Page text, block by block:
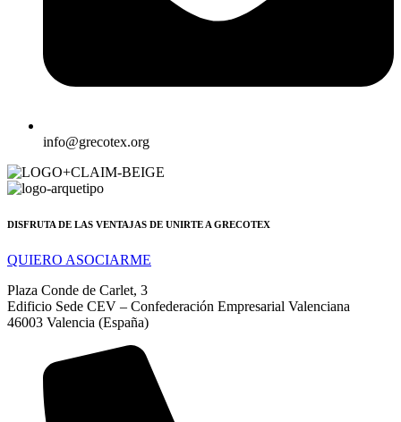
info@grecotex.org
DISFRUTA DE LAS VENTAJAS DE UNIRTE A GRECOTEX
QUIERO ASOCIARME
Plaza Conde de Carlet, 3
Edificio Sede CEV – Confederación Empresarial Valenciana
46003 Valencia (España)